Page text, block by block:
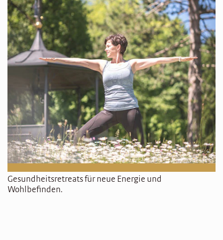
Gesundheitsretreats für neue Energie und
Wohlbefinden.